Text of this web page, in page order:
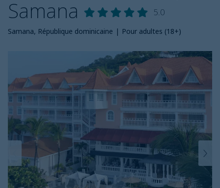
Samana
5.0
Samana, République dominicaine | Pour adultes (18+)